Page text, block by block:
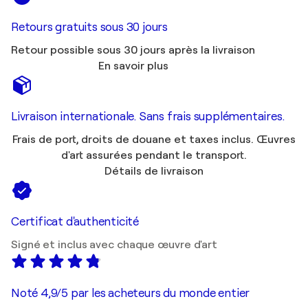
Retours gratuits sous 30 jours
Retour possible sous 30 jours après la livraison
En savoir plus
Livraison internationale. Sans frais supplémentaires.
Frais de port, droits de douane et taxes inclus. Œuvres
d'art assurées pendant le transport.
Détails de livraison
Certificat d'authenticité
Signé et inclus avec chaque œuvre d'art
Noté 4,9/5 par les acheteurs du monde entier